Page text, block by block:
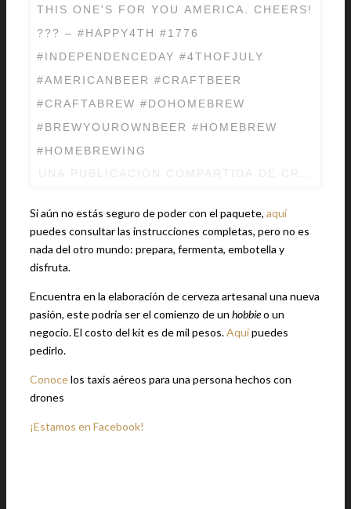
THIS ONE'S FOR YOU AMERICA. CHEERS!
??? – #HAPPY4TH #1776
#INDEPENDENCEDAY #4THOFJULY
#AMERICANBEER #CRAFTBEER
#CRAFTABREW #DOHOMEBREW
#BREWYOUROWNBEER #HOMEBREW
#HOMEBREWING
Si aún no estás seguro de poder con el paquete, aquí
puedes consultar las instrucciones completas, pero no es
nada del otro mundo: prepara, fermenta, embotella y
disfruta.
Encuentra en la elaboración de cerveza artesanal una nueva
pasión, este podría ser el comienzo de un hobbieo un
negocio. El costo del kit es de mil pesos.Aquípuedes
pedirlo.
Conocelos taxis aéreos para una persona hechos con
drones
¡Estamos en Facebook!